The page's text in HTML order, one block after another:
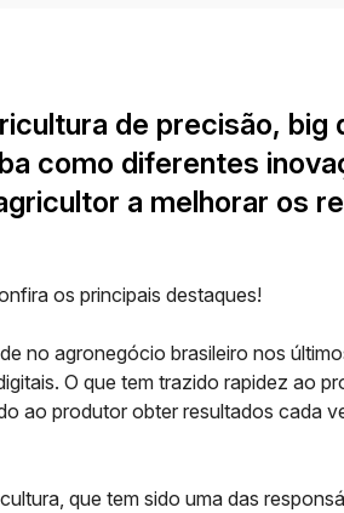
de precisão, big
como diferentes
a melhorar os
os principais destaques!
no agronegócio brasileiro nos
O que tem trazido rapidez ao
ao produtor obter resultados cada
que tem sido uma das